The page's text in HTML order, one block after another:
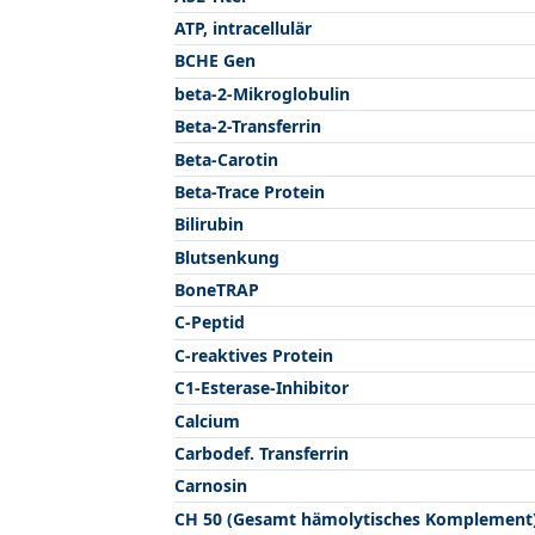
ATP, intracellulär
BCHE Gen
beta-2-Mikroglobulin
Beta-2-Transferrin
Beta-Carotin
Beta-Trace Protein
Bilirubin
Blutsenkung
BoneTRAP
C-Peptid
C-reaktives Protein
C1-Esterase-Inhibitor
Calcium
Carbodef. Transferrin
Carnosin
CH 50 (Gesamt hämolytisches